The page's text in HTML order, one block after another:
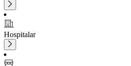
Hospitalar